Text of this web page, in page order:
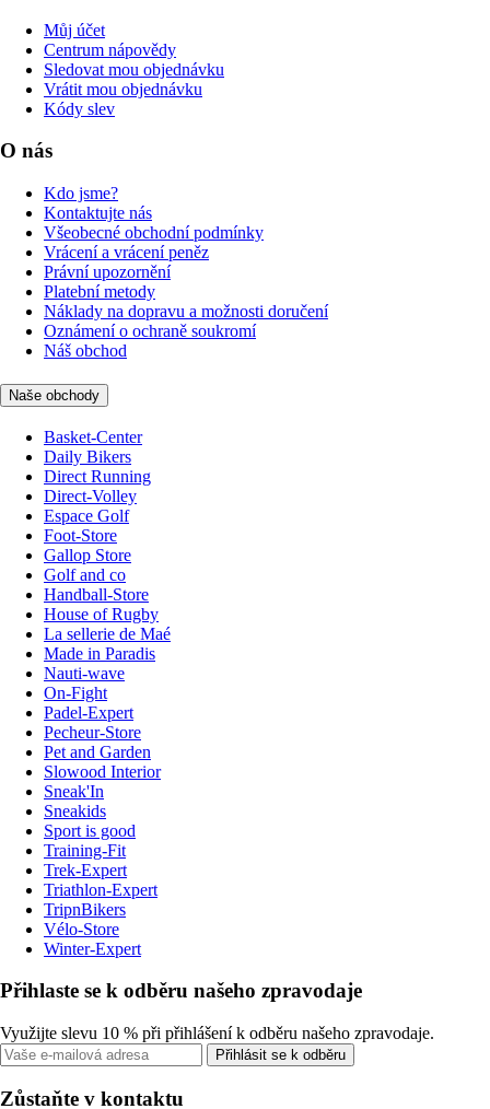
Můj účet
Centrum nápovědy
Sledovat mou objednávku
Vrátit mou objednávku
Kódy slev
O nás
Kdo jsme?
Kontaktujte nás
Všeobecné obchodní podmínky
Vrácení a vrácení peněz
Právní upozornění
Platební metody
Náklady na dopravu a možnosti doručení
Oznámení o ochraně soukromí
Náš obchod
Naše obchody
Basket-Center
Daily Bikers
Direct Running
Direct-Volley
Espace Golf
Foot-Store
Gallop Store
Golf and co
Handball-Store
House of Rugby
La sellerie de Maé
Made in Paradis
Nauti-wave
On-Fight
Padel-Expert
Pecheur-Store
Pet and Garden
Slowood Interior
Sneak'In
Sneakids
Sport is good
Training-Fit
Trek-Expert
Triathlon-Expert
TripnBikers
Vélo-Store
Winter-Expert
Přihlaste se k odběru našeho zpravodaje
Využijte slevu 10 % při přihlášení k odběru našeho zpravodaje.
Přihlásit se k odběru
Zůstaňte v kontaktu